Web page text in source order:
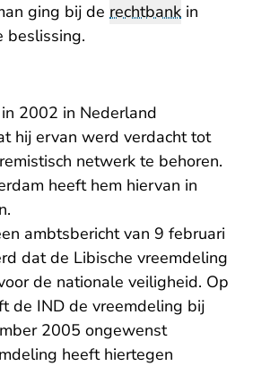
ging bij de rechtbank in
beslissing.
2002 in Nederland
hij ervan werd verdacht tot
netwerk te behoren.
heeft hem hiervan in
ambtsbericht van 9 februari
dat de Libische vreemdeling
de nationale veiligheid. Op
de IND de vreemdeling bij
2005 ongewenst
heeft hiertegen